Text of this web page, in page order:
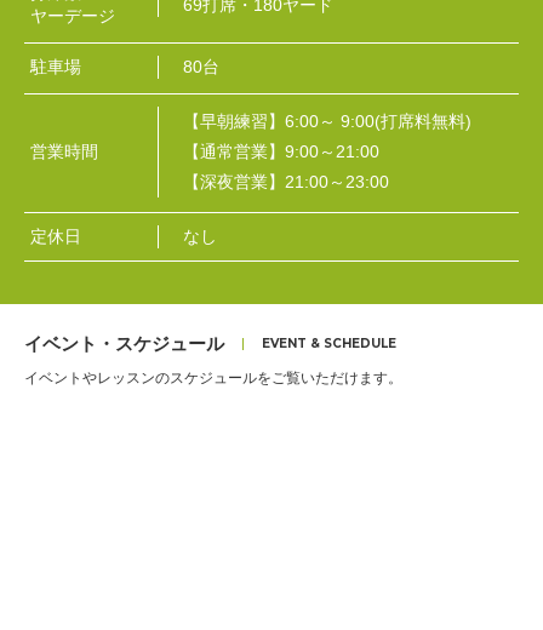
ヤーデージ
69打席・180ヤード
駐車場 80台
営業時間
【早朝練習】6:00～ 9:00(打席料無料)
【通常営業】9:00～21:00
【深夜営業】21:00～23:00
定休日 なし
イベント・スケジュール
イベントやレッスンのスケジュールをご覧いただけます。